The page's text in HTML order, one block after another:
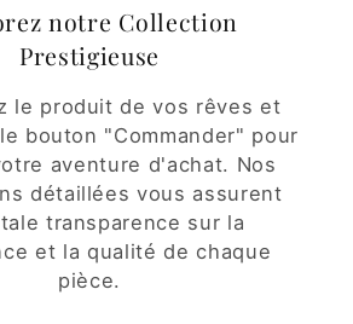
notre Collection
Prestigieuse
le produit de vos rêves et
bouton "Commander" pour
aventure d'achat. Nos
détaillées vous assurent
transparence sur la
et la qualité de chaque
pièce.